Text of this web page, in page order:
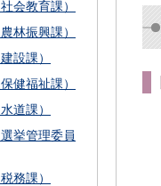
会教育課）
林振興課）
設課）
健福祉課）
道課）
挙管理委員
務課）